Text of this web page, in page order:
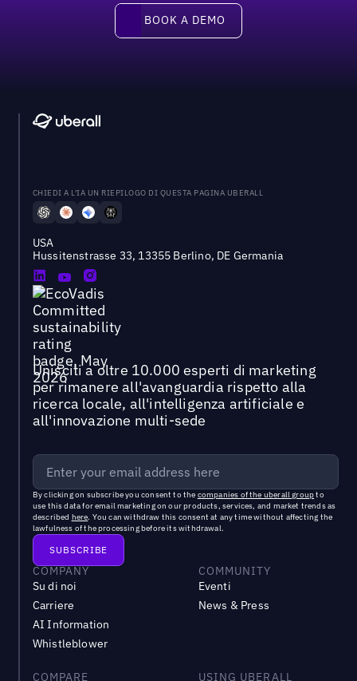
Book a demo
BOOK A DEMO
CHIEDI A L'IA UN RIEPILOGO DI QUESTA PAGINA UBERALL
USA
Hussitenstrasse 33, 13355 Berlino, DE Germania
Unisciti a oltre 10.000 esperti di marketing
per rimanere all'avanguardia rispetto alla
ricerca locale, all'intelligenza artificiale e
all'innovazione multi-sede
By clicking on subscribe you consent to the companies of the uberall groupto
use this data for email marketing on our products, services, and market trends as
described here. You can withdraw this consent at any time without affecting the
lawfulness of the processing before its withdrawal.
COMPANY
Su di noi
Carriere
AI Information
Whistleblower
COMMUNITY
Eventi
News & Press
COMPARE USING UBERALL